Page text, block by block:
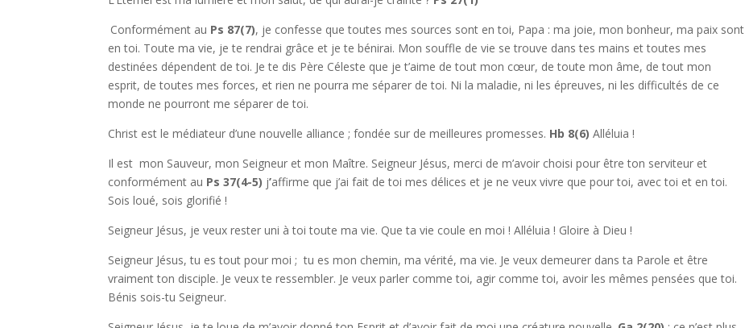
Conformément au Ps 87(7), je confesse que toutes mes sources sont en toi, Papa : ma joie, mon bonheur, ma paix sont
en toi. Toute ma vie, je te rendrai grâce et je te bénirai. Mon souffle de vie se trouve dans tes mains et toutes mes
destinées dépendent de toi. Je te dis Père Céleste que je t’aime de tout mon cœur, de toute mon âme, de tout mon
esprit, de toutes mes forces, et rien ne pourra me séparer de toi. Ni la maladie, ni les épreuves, ni les difficultés de ce
monde ne pourront me séparer de toi.
Christ est le médiateur d’une nouvelle alliance ; fondée sur de meilleures promesses. Hb 8(6) Alléluia !
Il est mon Sauveur, mon Seigneur et mon Maître. Seigneur Jésus, merci de m’avoir choisi pour être ton serviteur et
conformément au Ps 37(4-5) j’affirme que j’ai fait de toi mes délices et je ne veux vivre que pour toi, avec toi et en toi.
Sois loué, sois glorifié !
Seigneur Jésus, je veux rester uni à toi toute ma vie. Que ta vie coule en moi ! Alléluia ! Gloire à Dieu !
Seigneur Jésus, tu es tout pour moi ; tu es mon chemin, ma vérité, ma vie. Je veux demeurer dans ta Parole et être
vraiment ton disciple. Je veux te ressembler. Je veux parler comme toi, agir comme toi, avoir les mêmes pensées que toi.
Bénis sois-tu Seigneur.